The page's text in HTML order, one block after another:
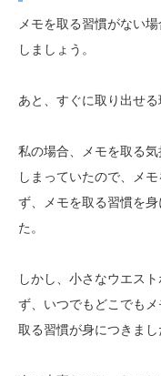
メモを取る習慣がない
しましょう。
あと、すぐに取り出せる
私の場合、メモを取る
しまっていたので、メ
ず、メモを取る習慣を
た。
しかし、小さなウエス
ず、いつでもどこでも
取る習慣が身につきまし